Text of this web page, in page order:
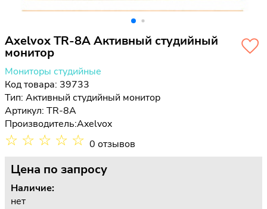
Axelvox TR-8A Активный студийный
монитор
Мониторы студийные
Код товара: 39733
Тип: Активный студийный монитор
Артикул: TR-8A
Производитель:Axelvox
☆ ☆ ☆ ☆ ☆ 0 отзывов
Цена по запросу
Наличие:
нет